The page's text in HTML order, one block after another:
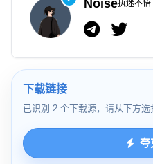
Noise执迷不悟
下载链接
已识别 2 个下载源，请从下方选
夸